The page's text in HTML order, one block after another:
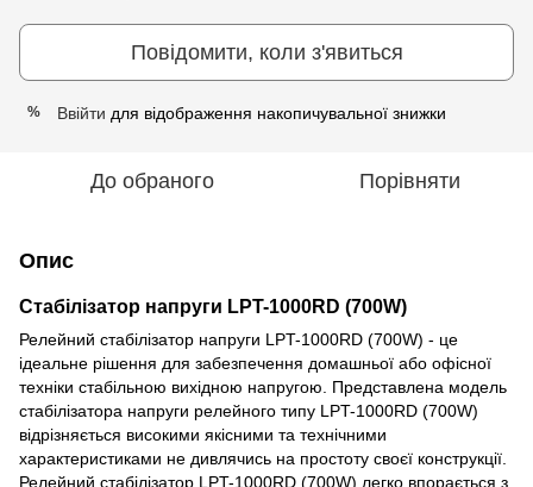
Повідомити, коли з'явиться
% Ввійти для відображення накопичувальної знижки
До обраного Порівняти
Опис
Стабілізатор напруги LPT-1000RD (700W)
Релейний стабілізатор напруги LPT-1000RD (700W) - це
ідеальне рішення для забезпечення домашньої або офісної
техніки стабільною вихідною напругою. Представлена ​​модель
стабілізатора напруги релейного типу LPT-1000RD (700W)
відрізняється високими якісними та технічними
характеристиками не дивлячись на простоту своєї конструкції.
Релейний стабілізатор LPT-1000RD (700W) легко впорається з